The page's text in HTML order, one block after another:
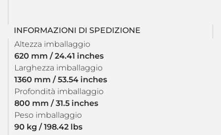
INFORMAZIONI DI SPEDIZIONE
Altezza imballaggio
620 mm / 24.41 inches
Larghezza imballaggio
1360 mm / 53.54 inches
Profondità imballaggio
800 mm / 31.5 inches
Peso imballaggio
90 kg / 198.42 lbs